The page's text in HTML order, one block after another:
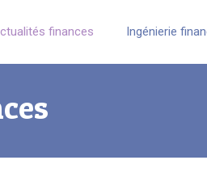
finances Ingénierie